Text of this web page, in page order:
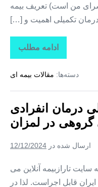
سرای من است) تعریف بیمه
درمان تکمیلی اهمیت و […]
ادامه مطلب
تاراز
بیمه
بیمه
درمان
+
بیمه
درمان
تکمیلی
در
دسته‌ها: مقالات بیمه ای
درمان انفرادی
گروهی در لمزان
ارسال شده در 12/12/2024
سایت تارازبیمه آنلاین می
قابل اجراست. لذا در